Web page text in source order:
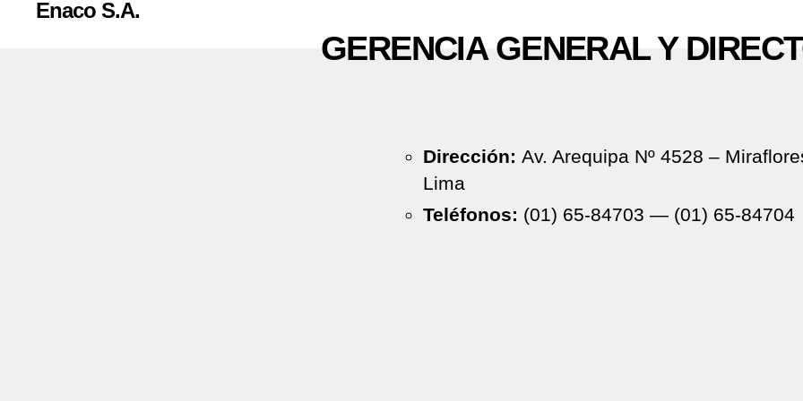
Enaco S.A.
GERENCIA GENERAL Y
Dirección: Av. Arequipa Nº 4528 –
Lima
Teléfonos: (01) 65-84703 — (01) 65-84704